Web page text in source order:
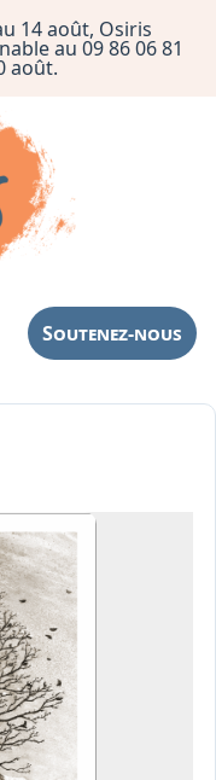
14 août, Osiris
au 09 86 06 81
août.
Soutenez-nous